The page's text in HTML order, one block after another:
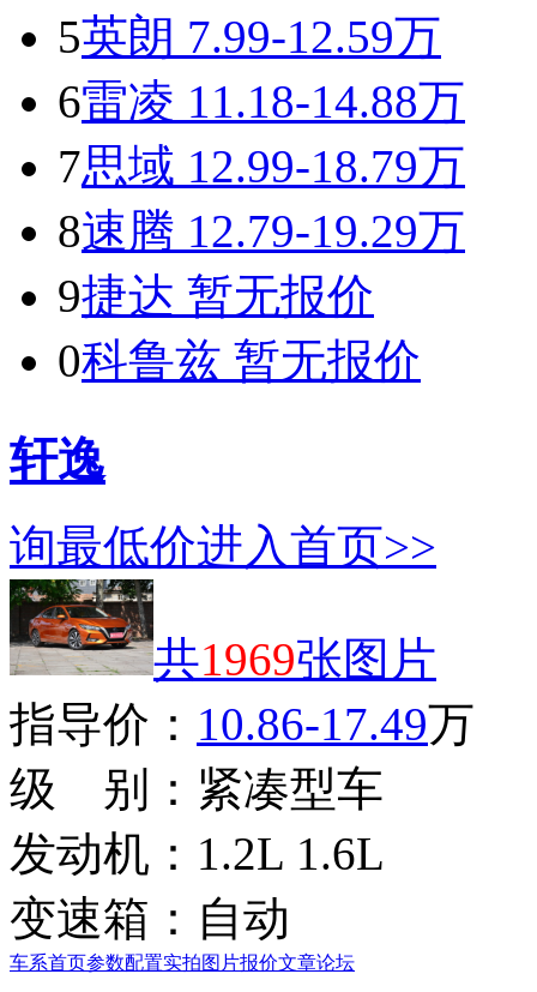
5英朗 7.99-12.59万
6雷凌 11.18-14.88万
7思域 12.99-18.79万
8速腾 12.79-19.29万
9捷达 暂无报价
0科鲁兹 暂无报价
轩逸
询最低价进入首页>>
共1969张图片
指导价： 10.86-17.49万
级 别： 紧凑型车
发动机： 1.2L 1.6L
变速箱： 自动
车系首页参数配置实拍图片报价文章论坛